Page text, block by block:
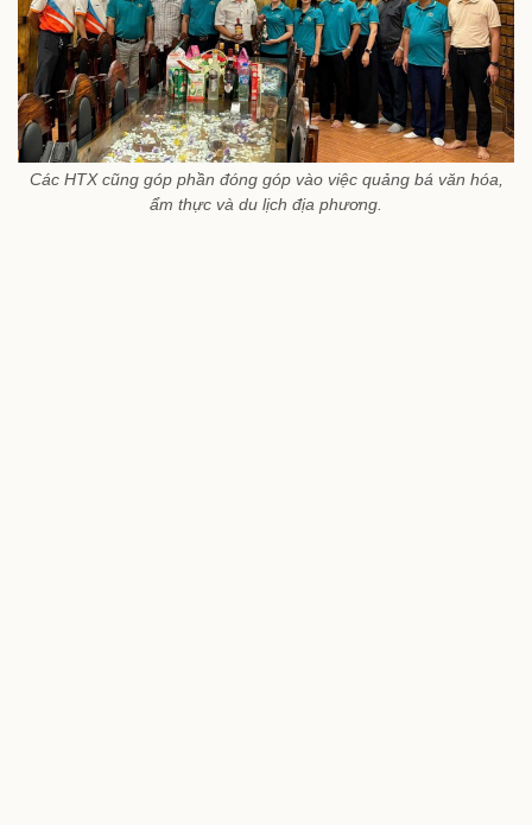
Các HTX cũng góp phần đóng góp vào việc quảng bá văn hóa,
ẩm thực và du lịch địa phương.